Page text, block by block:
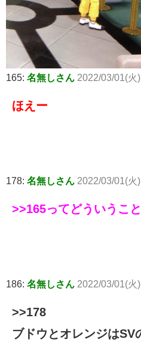
165: 名無しさん 2022/03/01(火
ほえー
178: 名無しさん 2022/03/01(火
>>165ってどういうこ
186: 名無しさん 2022/03/01(火
>>178
ブドウとオレンジはSV